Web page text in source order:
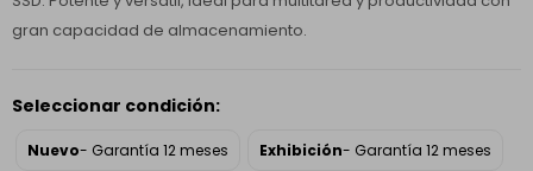
gran capacidad de almacenamiento.
Seleccionar condición:
Nuevo- Garantía 12 meses Exhibición- Garantía 12 meses